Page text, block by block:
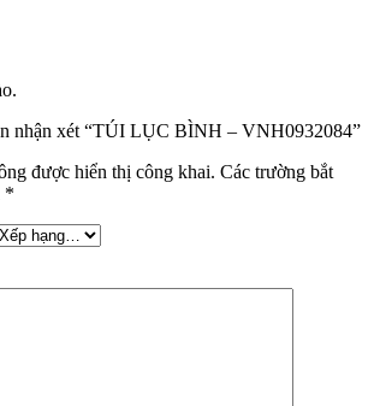
nhận xét “TÚI LỤC BÌNH – VNH0932084”
được hiển thị công khai. Các trường bắt
*